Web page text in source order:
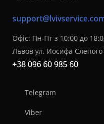
Офіс: Пн-Пт з 10:00 до
Львов ул. Иосифа Слепого
+38 096 60 985 60
Telegram
Viber